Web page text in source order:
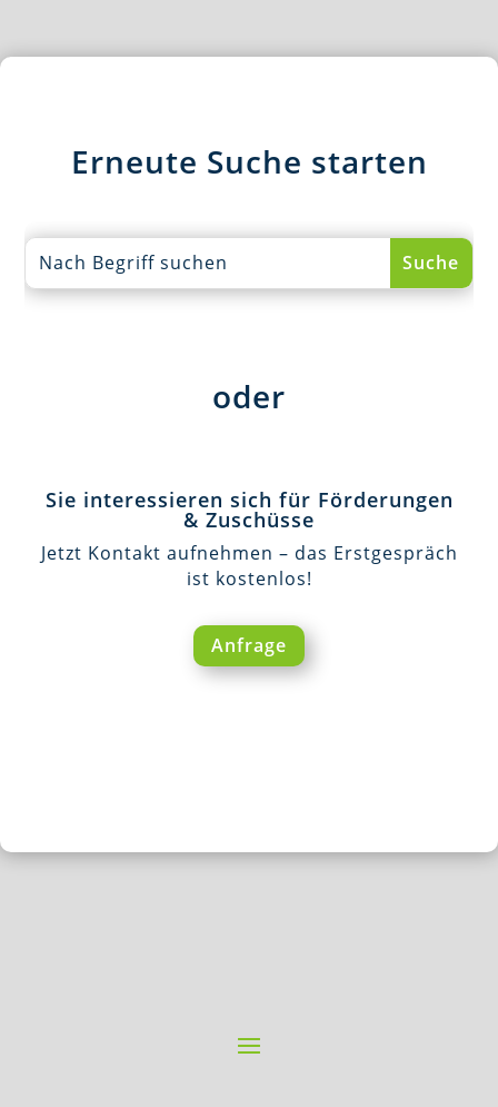
Erneute Suche starten
oder
Sie interessieren sich für Förderungen
& Zuschüsse
Jetzt Kontakt aufnehmen – das Erstgespräch
ist kostenlos!
Anfrage